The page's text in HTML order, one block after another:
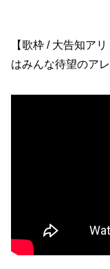
【歌枠 / 大告知ア
はみんな待望のア